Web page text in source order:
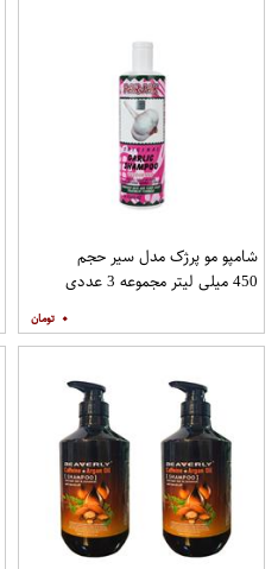
شامپو مو پرژک مدل سیر حجم
450 میلی لیتر مجموعه 3 عددی
۰